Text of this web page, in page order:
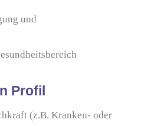
und
Profil
(z.B. Kranken- oder